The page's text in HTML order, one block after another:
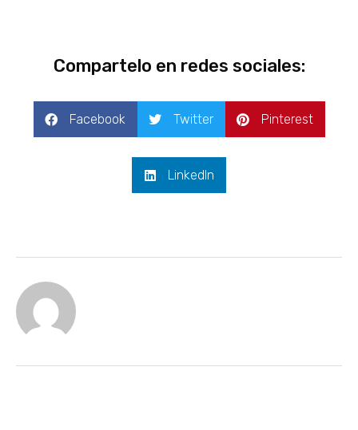
Compartelo en redes sociales:
Facebook Twitter Pinterest
LinkedIn